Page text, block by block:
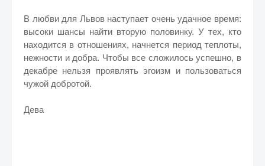
В любви для Львов наступает очень удачное время:
высоки шансы найти вторую половинку. У тех, кто
находится в отношениях, начнется период теплоты,
нежности и добра. Чтобы все сложилось успешно, в
декабре нельзя проявлять эгоизм и пользоваться
чужой добротой.
Дева